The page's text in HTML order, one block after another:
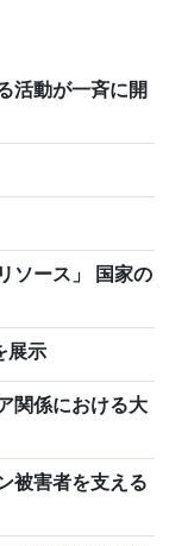
活動が一斉に開
ソース」 国家の
展示
関係における大
被害者を支える